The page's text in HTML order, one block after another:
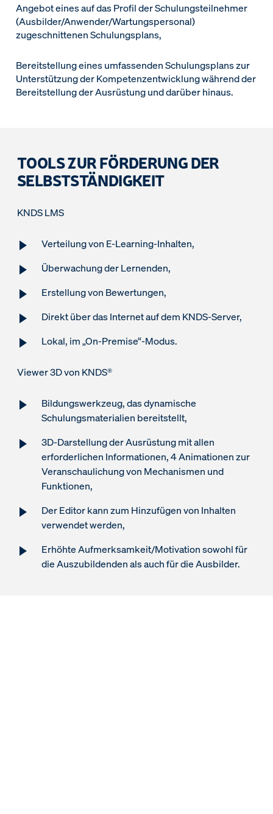
Angebot eines auf das Profil der Schulungsteilnehmer
(Ausbilder/Anwender/Wartungspersonal)
zugeschnittenen Schulungsplans,
Bereitstellung eines umfassenden Schulungsplans zur
Unterstützung der Kompetenzentwicklung während der
Bereitstellung der Ausrüstung und darüber hinaus.
TOOLS ZUR FÖRDERUNG DER
SELBSTSTÄNDIGKEIT
KNDS LMS
Verteilung von E-Learning-Inhalten,
Überwachung der Lernenden,
Erstellung von Bewertungen,
Direkt über das Internet auf dem KNDS-Server,
Lokal, im „On-Premise“-Modus.
Viewer 3D von KNDS®
Bildungswerkzeug, das dynamische
Schulungsmaterialien bereitstellt,
3D-Darstellung der Ausrüstung mit allen
erforderlichen Informationen, 4 Animationen zur
Veranschaulichung von Mechanismen und
Funktionen,
Der Editor kann zum Hinzufügen von Inhalten
verwendet werden,
Erhöhte Aufmerksamkeit/Motivation sowohl für
die Auszubildenden als auch für die Ausbilder.